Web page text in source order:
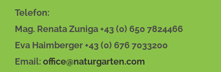
Telefon:
Mag. Renata Zuniga +43 (0) 650 7824466
Eva Haimberger +43 (0) 676 7033200
Email:office@naturgarten.com